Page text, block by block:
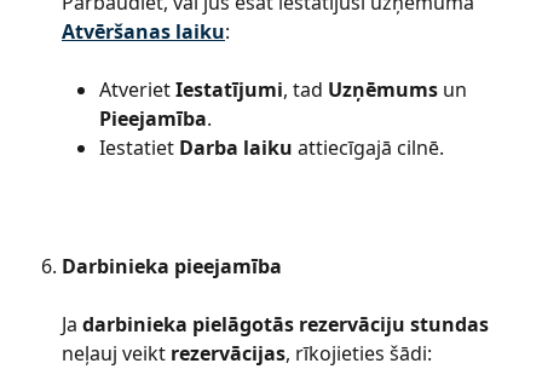
Atvēršanas laiku:
Atveriet Iestatījumi, tad Uzņēmums un
Pieejamība.
Iestatiet Darba laiku attiecīgajā cilnē.
Darbinieka pieejamība
Ja darbinieka pielāgotās rezervāciju stundas
neļauj veikt rezervācijas, rīkojieties šādi: